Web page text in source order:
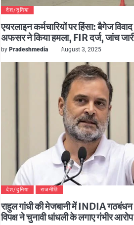
देश/दुनिया
एयरलाइन कर्मचारियों पर हिंसा: बैगेज
अफसर ने किया हमला, FIR दर्ज, जांच
by Pradeshmedia August 3, 2025
देश/दुनिया राजनीति
राहुल गांधी की मेजबानी में INDIA
विपक्ष ने चुनावी धांधली के लगाए गंभीर आरोप